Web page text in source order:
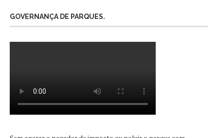
GOVERNANÇA DE PARQUES.